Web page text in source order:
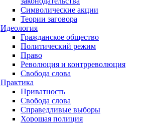
Символические акции
Теории заговора
Идеология
Гражданское общество
Политический режим
Право
Революция и контрреволюция
Свобода слова
Практика
Приватность
Свобода слова
Справедливые выборы
Хорошая полиция